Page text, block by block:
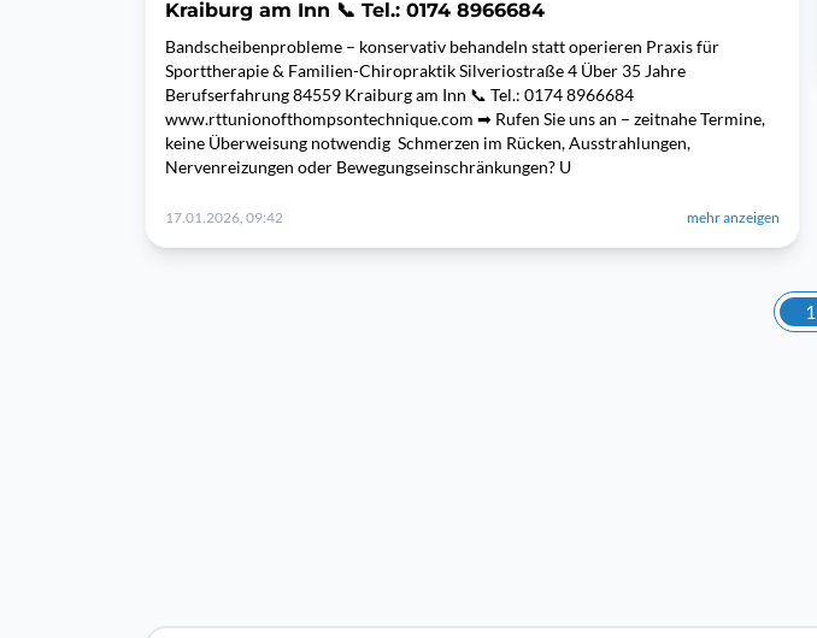
Kraiburg am Inn 📞 Tel.: 0174 8966684
Bandscheibenprobleme – konservativ behandeln statt operieren Praxis für
Sporttherapie & Familien-Chiropraktik Silveriostraße 4 Über 35 Jahre
Berufserfahrung 84559 Kraiburg am Inn 📞 Tel.: 0174 8966684
www.rttunionofthompsontechnique.com ➡ Rufen Sie uns an – zeitnahe Termine,
keine Überweisung notwendig Schmerzen im Rücken, Ausstrahlungen,
Nervenreizungen oder Bewegungseinschränkungen? U
17.01.2026, 09:42 mehr anzeigen
1